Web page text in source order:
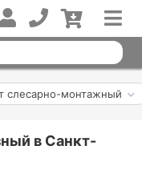
слесарно-монтажный
в Санкт-